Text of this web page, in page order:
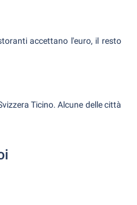
accettano l'euro, il resto
Ticino. Alcune delle città